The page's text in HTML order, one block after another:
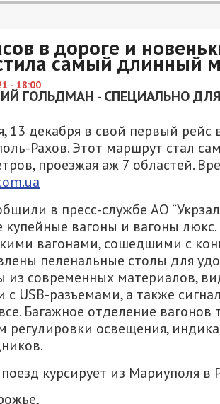
в дороге и
самый длинный
- 18:00
ГОЛЬДМАН - СПЕЦИАЛЬНО ДЛЯ
13 декабря в свой первый
Рахов. Этот маршрут стал
проезжая аж 7 областей.
в пресс-службе АО
купейные вагоны и вагоны
вагонами, сошедшими с
пеленальные столы для
из современных материалов,
с USB-разъемами, а также
Багажное отделение
регулировки освещения,
курсирует из Мариуполя в